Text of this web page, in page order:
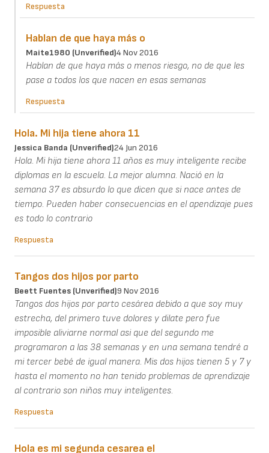
Respuesta
Hablan de que haya más o
Maite1980 (unverified)4 Nov 2016
Hablan de que haya más o menos riesgo, no de que les
pase a todos los que nacen en esas semanas
Respuesta
Hola. Mi hija tiene ahora 11
Jessica Banda (unverified)24 Jun 2016
Hola. Mi hija tiene ahora 11 años es muy inteligente recibe
diplomas en la escuela. La mejor alumna. Nació en la
semana 37 es absurdo lo que dicen que si nace antes de
tiempo. Pueden haber consecuencias en el apendizaje pues
es todo lo contrario
Respuesta
Tangos dos hijos por parto
Beett Fuentes (unverified)9 Nov 2016
Tangos dos hijos por parto cesárea debido a que soy muy
estrecha, del primero tuve dolores y dilate pero fue
imposible aliviarne normal asi que del segundo me
programaron a las 38 semanas y en una semana tendré a
mi tercer bebé de igual manera. Mis dos hijos tienen 5 y 7 y
hasta el momento no han tenido problemas de aprendizaje
al contrario son niños muy inteligentes.
Respuesta
Hola es mi segunda cesarea el